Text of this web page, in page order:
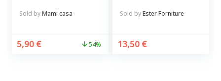
Sold byMami casa
5,90 € 54%
Sold byEster Forniture
13,50 €